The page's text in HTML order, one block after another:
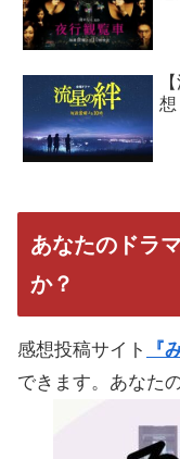
想
あなたのドラ
か？
感想投稿サイト 『
できます。あなた